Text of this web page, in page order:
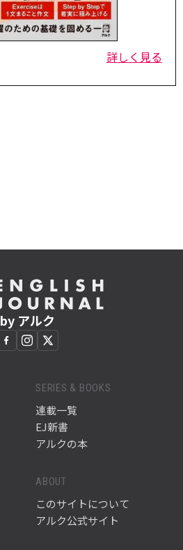
詳しく見る
by アルク
SERIES & BOOKS
連載一覧
EJ新書
アルクの本
ABOUT
このサイトについて
アルク公式サイト